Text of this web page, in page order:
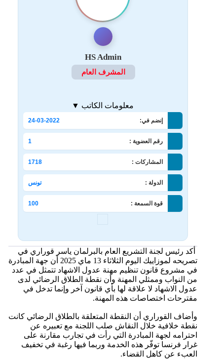
HS Admin
المشرف العام
معلومات الكاتب ▼
إنضم في: 24-03-2022
رقم العضوية : 1
المشاركات : 1718
الدولة : تونس
قوة السمعة : 100
أكد رئيس لجنة التشريع العام بالبرلمان ياسر قوراري في
تصريحه لموزاييك اليوم الثلاثاء 13 ماي 2025 أن جهة المبادرة
في مشروع قانون تنظيم مهنة عدول الاشهاد تتمثل في عدد
من النواب وممثلي المهنة وأن نقطة الطلاق الرضائي لدى
عدول الاشهاد لا علاقة لها بأي قانون آخر وإنما تدخل في
مقترحات اختصاصات هذه المهنة.
وأضاف القوراري أن النقطة المتعلقة بالطلاق الرضائي كانت
نقطة خلافية خلال النقاش صلب اللجنة مع تعبيره عن
احترامه لجهة المبادرة التي رأت في تجارب مقارنة على
غرار فرنسا توفّر هذه الخدمة وربما فيها رغبة في تخفيف
العبء عن كاهل القضاء.